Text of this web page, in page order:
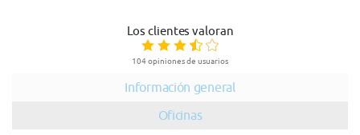
Los clientes valoran
104 opiniones de usuarios
Información general
Oficinas